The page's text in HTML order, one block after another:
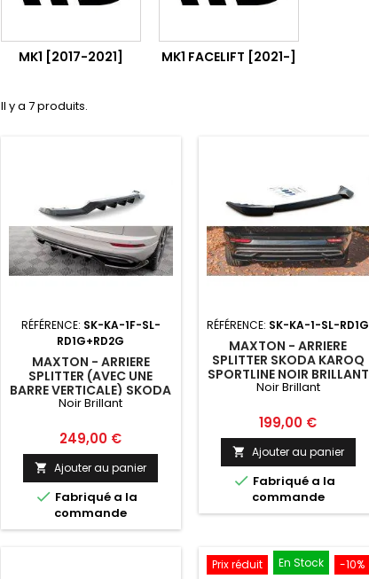
MK1 [2017-2021] MK1 FACELIFT [2021-]
Il y a 7 produits.
RÉFÉRENCE: SK-KA-1F-SL-
RD1G+RD2G
MAXTON - ARRIERE
SPLITTER (AVEC UNE
BARRE VERTICALE) SKODA
KAROQ SPORTLINE MK1
Noir Brillant
Prix
249,00 €
 Ajouter au panier
 Fabriqué a la
commande
RÉFÉRENCE: SK-KA-1-SL-RD1G
MAXTON - ARRIERE
SPLITTER SKODA KAROQ
SPORTLINE NOIR BRILLANT
Noir Brillant
Prix
199,00 €
 Ajouter au panier
 Fabriqué a la
commande
-10%
Prix réduit En Stock